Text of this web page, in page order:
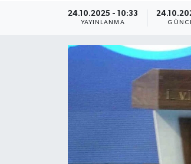
24.10.2025 - 10:33
YAYINLANMA